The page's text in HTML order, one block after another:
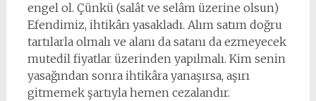
engel ol. Çünkü (salât ve selâm üzerine olsun)
Efendimiz, ihtikârı yasakladı. Alım satım doğru
tartılarla olmalı ve alanı da satanı da ezmeyecek
mutedil fiyatlar üzerinden yapılmalı. Kim senin
yasağından sonra ihtikâra yanaşırsa, aşırı
gitmemek şartıyla hemen cezalandır.